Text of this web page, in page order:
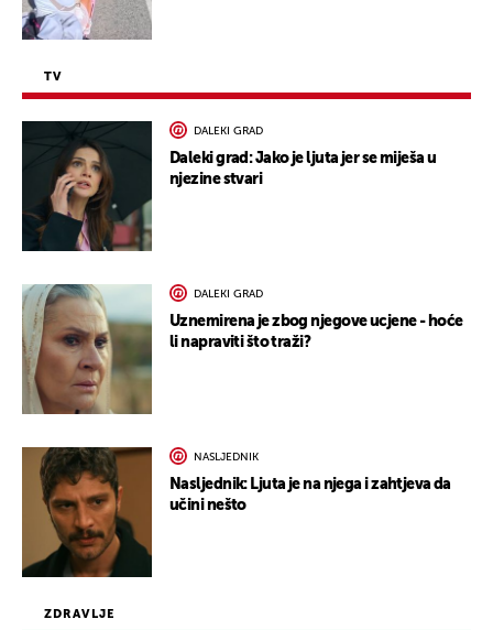
ZDRAVLJE
TV
DALEKI GRAD
Daleki grad: Jako je ljuta jer se miješa u
njezine stvari
DALEKI GRAD
Uznemirena je zbog njegove ucjene - hoće
li napraviti što traži?
NASLJEDNIK
Nasljednik: Ljuta je na njega i zahtjeva da
učini nešto